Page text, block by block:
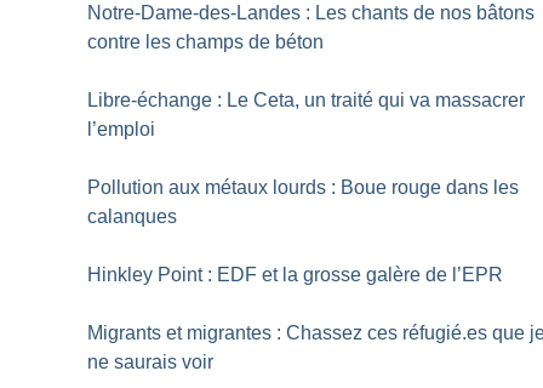
Notre-Dame-des-Landes : Les chants de nos bâtons
contre les champs de béton
Libre-échange : Le Ceta, un traité qui va massacrer
l’emploi
Pollution aux métaux lourds : Boue rouge dans les
calanques
Hinkley Point : EDF et la grosse galère de l’EPR
Migrants et migrantes : Chassez ces réfugié.es que
ne saurais voir